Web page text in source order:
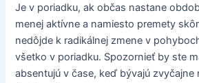
Je v poriadku, ak občas nastane
menej aktívne a namiesto premety
nedôjde k radikálnej zmene v
všetko v poriadku. Spozornieť by ste
absentujú v čase, keď bývajú zvyčajne